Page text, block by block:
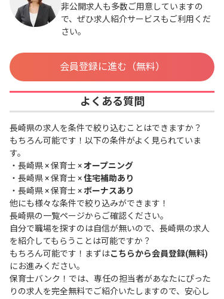
非公開求人も多数ご用意していますの
で、ぜひ求人紹介サービスもご利用くだ
さい。
会員登録に進む（無料）
よくある質問
長崎県の求人を条件で絞り込むことはできますか？
もちろん可能です！以下の条件がよく見られていま
す。
・ 長崎県 × 保育士 ×オープニング
・ 長崎県 × 保育士 ×住宅補助あり
・ 長崎県 × 保育士 ×ボーナスあり
他にも様々な条件で絞り込みができます！
長崎県の一覧ページからご確認ください。
自分で職場を探すのは自信が無いので、長崎県の求人
を紹介してもらうことは可能ですか？
もちろん可能です！まずはこちらから会員登録(無料)
にお進みください。
保育士バンク！では、専任の担当者があなたにぴった
りの求人を完全無料でご紹介いたしますので、安心し